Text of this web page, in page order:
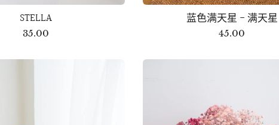
STELLA
35.00
蓝色满天星 - 满天星
45.00